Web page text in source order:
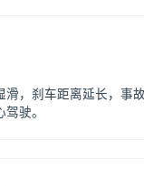
滑，刹车距离延长，事
驶。